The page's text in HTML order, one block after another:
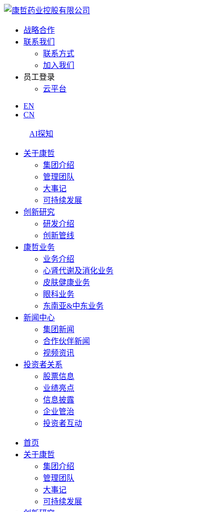
战略合作
联系我们
联系方式
加入我们
员工登录
云平台
EN
CN
AI探知
关于康哲
集团介绍
管理团队
大事记
可持续发展
创新研究
研发介绍
创新管线
康哲业务
业务介绍
心肾代谢及消化业务
皮肤健康业务
眼科业务
东南亚&中东业务
新闻中心
集团新闻
合作伙伴新闻
视频资讯
投资者关系
股票信息
业绩亮点
信息披露
企业管治
投资者互动
首页
关于康哲
集团介绍
管理团队
大事记
可持续发展